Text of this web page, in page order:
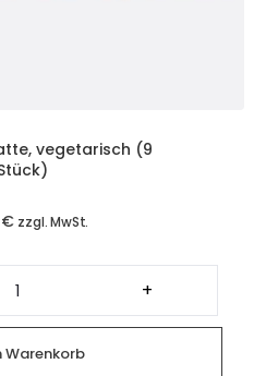
vegetarisch (9
€ zzgl. MwSt.
Twister
Mix
Platte,
vegetarisch
(9
Stück)
Menge
+
Warenkorb